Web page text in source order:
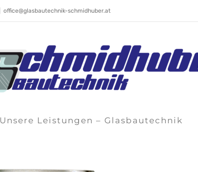
office@glasbautechnik-schmidhuber.at
Unsere Leistungen – Glasbautechnik